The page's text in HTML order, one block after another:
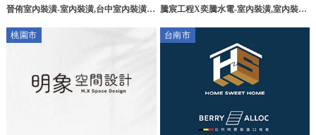
晉侑室內裝潢-室內裝潢,台中室內裝潢,
騰宸工程X奕騰水電-室內裝潢,室內裝潢
桃園市
台南市